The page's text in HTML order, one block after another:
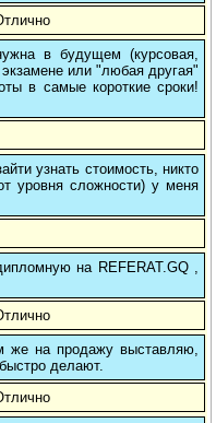
в будущем (курсовая,
или "любая другая"
в самые короткие сроки!
узнать стоимость, никто
уровня сложности) у меня
на REFERAT.GQ ,
же на продажу выставляю,
делают.